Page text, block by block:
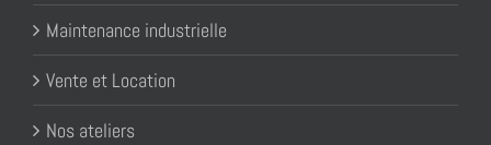
Maintenance industrielle
Vente et Location
Nos ateliers